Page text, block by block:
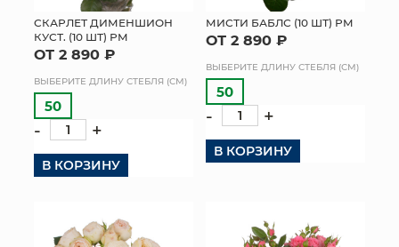
СКАРЛЕТ ДИМЕНШИОН
КУСТ. (10 ШТ) РМ
ОТ 2 890 ₽
ВЫБЕРИТЕ ДЛИНУ СТЕБЛЯ (СМ)
50
- +
В КОРЗИНУ
МИСТИ БАБЛС (10 ШТ) РМ
ОТ 2 890 ₽
ВЫБЕРИТЕ ДЛИНУ СТЕБЛЯ (СМ)
50
- +
В КОРЗИНУ